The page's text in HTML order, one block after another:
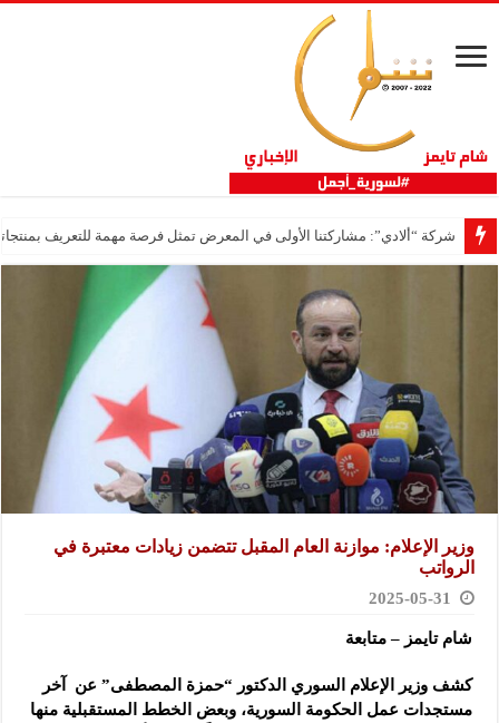
شركة “ألادي”: مشاركتنا الأولى في المعرض تمثل فرصة مهمة للتعريف
وزير الإعلام: موازنة العام المقبل تتضمن زيادات معتبرة في
الرواتب
2025-05-31
شام تايمز – متابعة
كشف وزير الإعلام السوري الدكتور “حمزة المصطفى” عن آخر
مستجدات عمل الحكومة السورية، وبعض الخطط المستقبلية منها